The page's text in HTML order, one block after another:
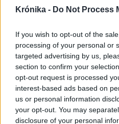
Krónika - Do Not Process
If you wish to opt-out of the
processing of your personal or
targeted advertising by us,
section to confirm your
opt-out request is processed
interest-based ads based on
us or personal information
your opt-out. You may
disclosure of your personal